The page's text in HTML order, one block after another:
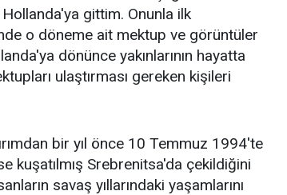
gittim. Onunla ilk
o döneme ait mektup ve görüntüler
dönünce yakınlarının hayatta
ulaştırması gereken kişileri
bir yıl önce 10 Temmuz 1994'te
kuşatılmış Srebrenitsa'da çekildiğini
savaş yıllarındaki yaşamlarını